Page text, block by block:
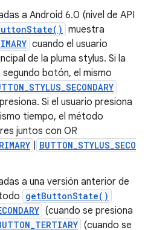
a Android 6.0 (nivel de API
muestra
cuando el usuario
de la pluma stylus. Si la
botón, el mismo
Si el usuario presiona
tiempo, el método
juntos con OR
BUTTON_STYLUS_SECO
a una versión anterior de
getButtonState()
(cuando se presiona
(cuando se